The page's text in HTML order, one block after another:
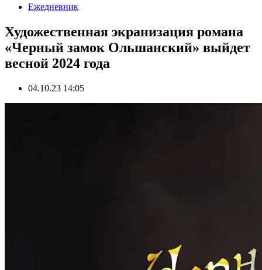
Ежедневник
Художественная экранизация романа
«Черный замок Ольшанский» выйдет
весной 2024 года
04.10.23 14:05